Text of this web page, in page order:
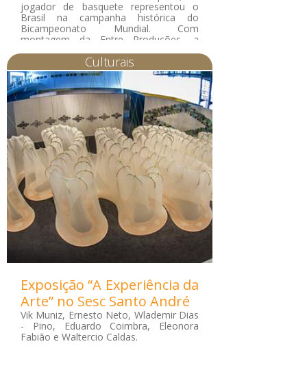
jogador de basquete representou o
Brasil na campanha histórica do
Bicampeonato Mundial. Com
montagem da Entre Produções, a
exibição levou conhecimento e lazer a
todos os visitantes.Culturais
Exposição “A Experiência da
Arte” no Sesc Santo André
Vik Muniz, Ernesto Neto, Wlademir Dias
- Pino, Eduardo Coimbra, Eleonora
Fabião e Waltercio Caldas.